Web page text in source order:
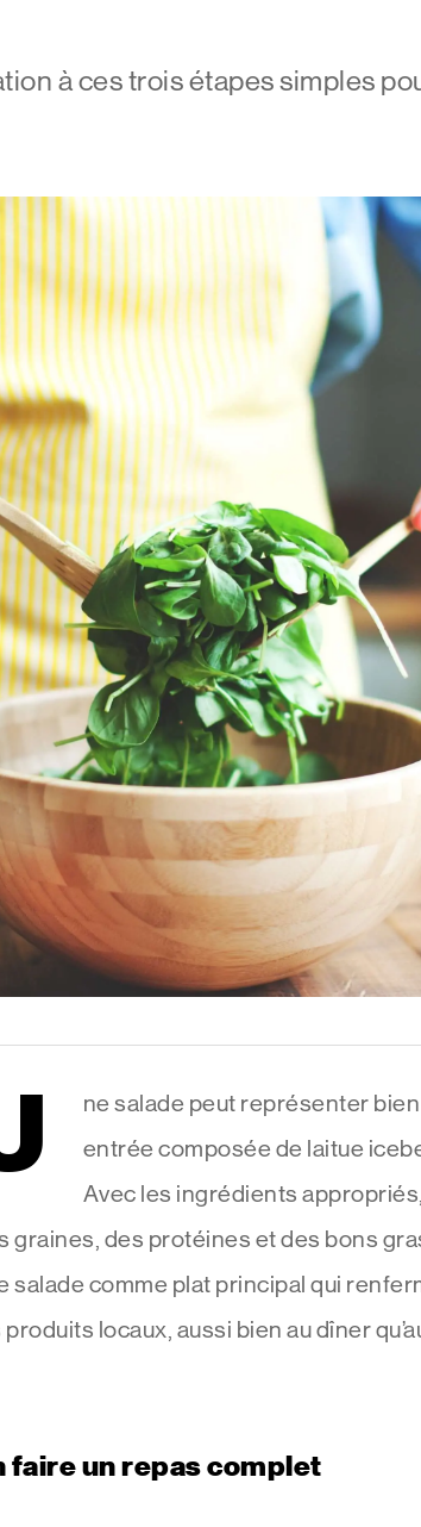
à ces trois étapes simples
ne salade peut représenter bien
entrée composée de laitue
Avec les ingrédients
graines, des protéines et des bons
salade comme plat principal qui
produits locaux, aussi bien au dîner
faire un repas complet